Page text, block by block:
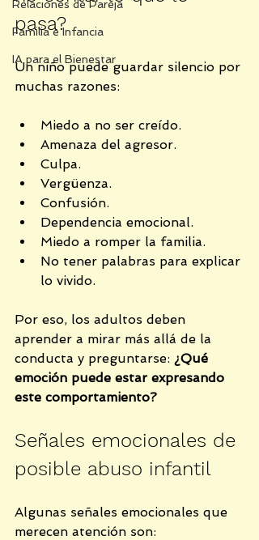
Relaciones de Pareja
Familia e Infancia
IA para el Bienestar
pasa?
Un niño puede guardar silencio por
muchas razones:
Miedo a no ser creído.
Amenaza del agresor.
Culpa.
Vergüenza.
Confusión.
Dependencia emocional.
Miedo a romper la familia.
No tener palabras para explicar
lo vivido.
Por eso, los adultos deben
aprender a mirar más allá de la
conducta y preguntarse: ¿Qué
emoción puede estar expresando
este comportamiento?
Señales emocionales de
posible abuso infantil
Algunas señales emocionales que
merecen atención son: